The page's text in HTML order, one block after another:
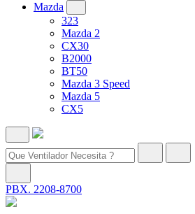
Mazda
323
Mazda 2
CX30
B2000
BT50
Mazda 3 Speed
Mazda 5
CX5
PBX. 2208-8700